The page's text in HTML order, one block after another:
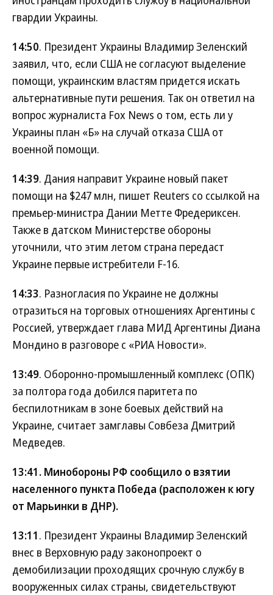
гвардии Украины.
14:50. Президент Украины Владимир Зеленский
заявил, что, если США не согласуют выделение
помощи, украинским властям придется искать
альтернативные пути решения. Так он ответил на
вопрос журналиста Fox News о том, есть ли у
Украины план «Б» на случай отказа США от
военной помощи.
14:39. Дания направит Украине новый пакет
помощи на $247 млн, пишет Reuters со ссылкой на
премьер-министра Дании Метте Фредериксен.
Также в датском Министерстве обороны
уточнили, что этим летом страна передаст
Украине первые истребители F-16.
14:33. Разногласия по Украине не должны
отразиться на торговых отношениях Аргентины с
Россией, утверждает глава МИД Аргентины Диана
Мондино в разговоре с «РИА Новости».
13:49. Оборонно-промышленный комплекс (ОПК)
за полтора года добился паритета по
беспилотникам в зоне боевых действий на
Украине, считает замглавы Совбеза Дмитрий
Медведев.
13:41. Минобороны РФ сообщило о взятии
населенного пункта Победа (расположен к югу
от Марьинки в ДНР).
13:11. Президент Украины Владимир Зеленский
внес в Верховную раду законопроект о
демобилизации проходящих срочную службу в
вооруженных силах страны, свидетельствуют